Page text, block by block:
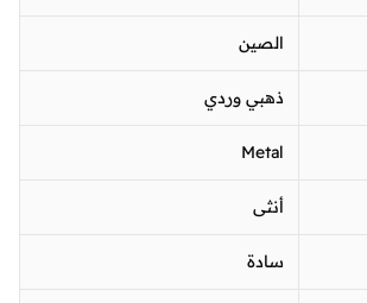
الصين
ذهبي وردي
Metal
أنثى
سادة